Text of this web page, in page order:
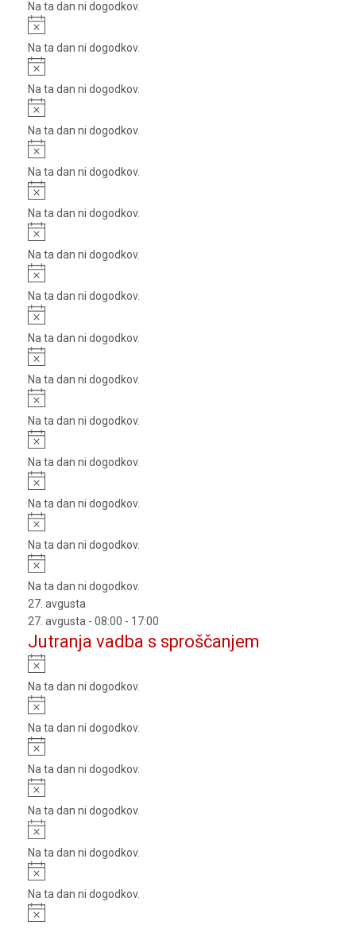
Na ta dan ni dogodkov.
Notice
Na ta dan ni dogodkov.
Notice
Na ta dan ni dogodkov.
Notice
Na ta dan ni dogodkov.
Notice
Na ta dan ni dogodkov.
Notice
Na ta dan ni dogodkov.
Notice
Na ta dan ni dogodkov.
Notice
Na ta dan ni dogodkov.
Notice
Na ta dan ni dogodkov.
Notice
Na ta dan ni dogodkov.
Notice
Na ta dan ni dogodkov.
Notice
Na ta dan ni dogodkov.
Notice
Na ta dan ni dogodkov.
Notice
Na ta dan ni dogodkov.
Notice
Na ta dan ni dogodkov.
27. avgusta
27. avgusta - 08:00 - 17:00
Jutranja vadba s sproščanjem
Notice
Na ta dan ni dogodkov.
Notice
Na ta dan ni dogodkov.
Notice
Na ta dan ni dogodkov.
Notice
Na ta dan ni dogodkov.
Notice
Na ta dan ni dogodkov.
Notice
Na ta dan ni dogodkov.
Notice